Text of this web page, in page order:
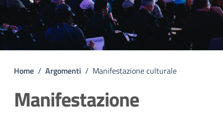
Home / Argomenti / Manifestazione culturale
Manifestazione